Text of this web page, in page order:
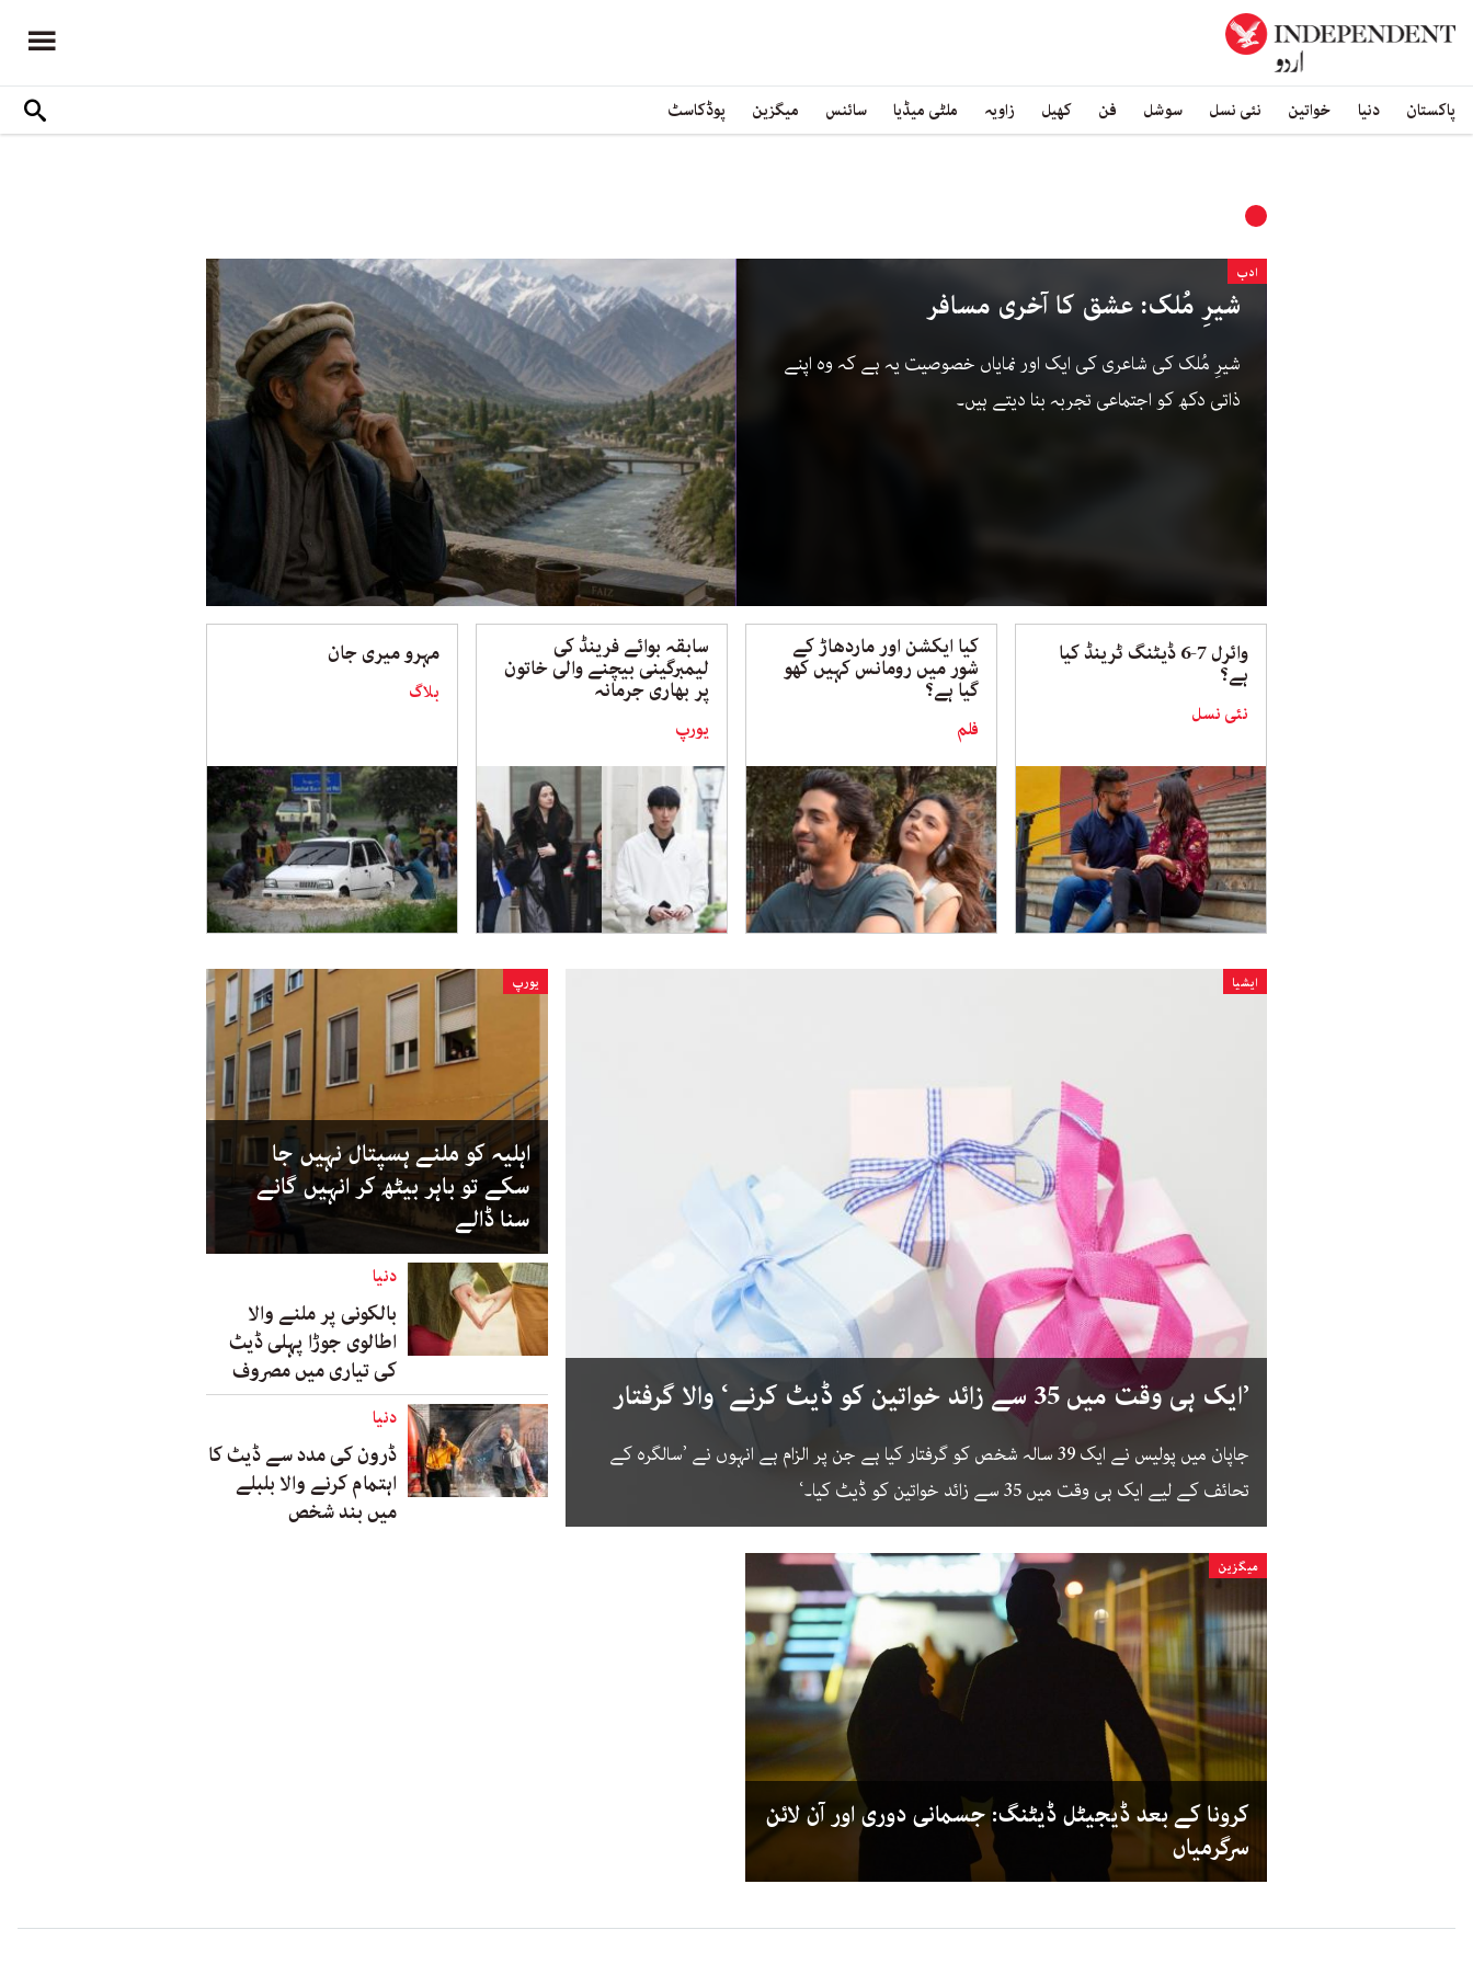
پاکستان دنیا خواتین نئی نسل سوشل فن کھیل زاویہ ملٹی میڈیا سائنس میگزین پوڈکاسٹ
ادب
شیرِ مُلک: عشق کا آخری مسافر
شیرِ مُلک کی شاعری کی ایک اور نمایاں خصوصیت یہ ہے کہ وہ اپنے
ذاتی دکھ کو اجتماعی تجربہ بنا دیتے ہیں۔
وائرل 7-6 ڈیٹنگ ٹرینڈ کیا
ہے؟
نئی نسل
کیا ایکشن اور ماردھاڑ کے
شور میں رومانس کہیں کھو
گیا ہے؟
فلم
سابقہ بوائے فرینڈ کی ​​
لیمبرگینی بیچنے والی خاتون
پر بھاری جرمانہ
یورپ
مہرو میری جان
بلاگ
ایشیا
’ایک ہی وقت میں 35 سے زائد خواتین کو ڈیٹ کرنے‘ والا گرفتار
جاپان میں پولیس نے ایک 39 سالہ شخص کو گرفتار کیا ہے جن پر الزام ہے انہوں نے ’سالگرہ کے
تحائف کے لیے ایک ہی وقت میں 35 سے زائد خواتین کو ڈیٹ کیا۔‘
یورپ
اہلیہ کو ملنے ہسپتال نہیں جا
سکے تو باہر بیٹھ کر انہیں گانے
سنا ڈالے
دنیا
بالکونی پر ملنے والا
اطالوی جوڑا پہلی ڈیٹ
کی تیاری میں مصروف
دنیا
ڈرون کی مدد سے ڈیٹ کا
اہتمام کرنے والا بلبلے
میں بند شخص
میگزین
کرونا کے بعد ڈیجیٹل ڈیٹنگ: جسمانی دوری اور آن لائن
سرگرمیاں